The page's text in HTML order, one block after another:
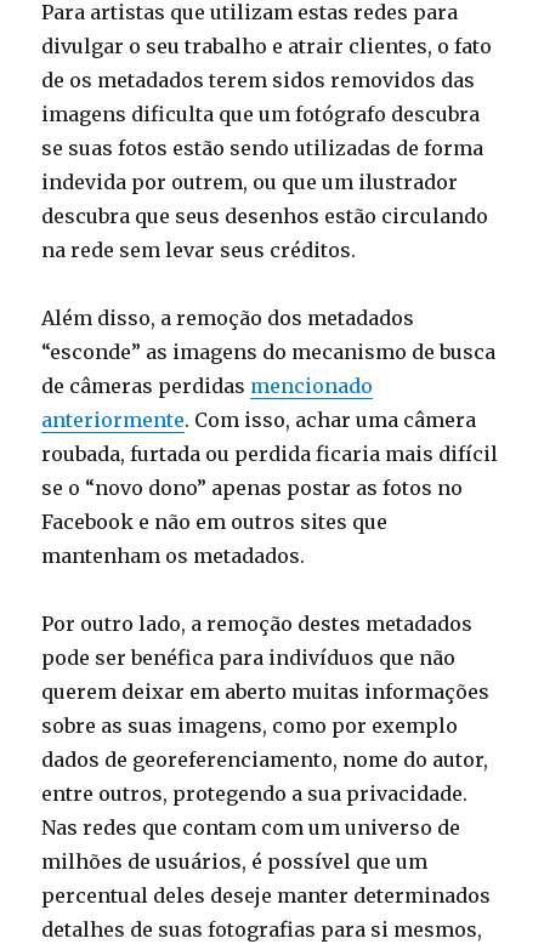
Para artistas que utilizam estas redes para
divulgar o seu trabalho e atrair clientes, o fato
de os metadados terem sidos removidos das
imagens dificulta que um fotógrafo descubra
se suas fotos estão sendo utilizadas de forma
indevida por outrem, ou que um ilustrador
descubra que seus desenhos estão circulando
na rede sem levar seus créditos.
Além disso, a remoção dos metadados
“esconde” as imagens do mecanismo de busca
de câmeras perdidas mencionado
anteriormente. Com isso, achar uma câmera
roubada, furtada ou perdida ficaria mais difícil
se o “novo dono” apenas postar as fotos no
Facebook e não em outros sites que
mantenham os metadados.
Por outro lado, a remoção destes metadados
pode ser benéfica para indivíduos que não
querem deixar em aberto muitas informações
sobre as suas imagens, como por exemplo
dados de georeferenciamento, nome do autor,
entre outros, protegendo a sua privacidade.
Nas redes que contam com um universo de
milhões de usuários, é possível que um
percentual deles deseje manter determinados
detalhes de suas fotografias para si mesmos,